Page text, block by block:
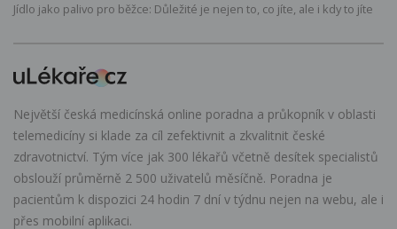
Jídlo jako palivo pro běžce: Důležité je nejen to, co jíte, ale i kdy to jíte
Největší česká medicínská online poradna a průkopník v oblasti
telemedicíny si klade za cíl zefektivnit a zkvalitnit české
zdravotnictví. Tým více jak 300 lékařů včetně desítek specialistů
obslouží průměrně 2 500 uživatelů měsíčně. Poradna je
pacientům k dispozici 24 hodin 7 dní v týdnu nejen na webu, ale i
přes mobilní aplikaci.